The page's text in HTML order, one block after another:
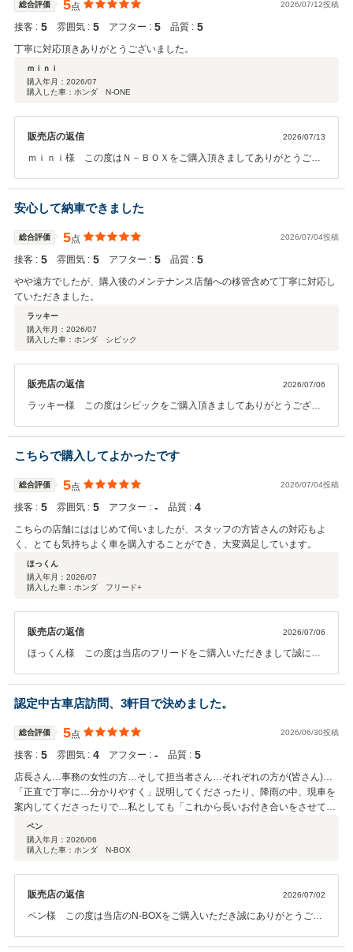
総合評価 5点 2026/07/12投稿
接客 : 5 雰囲気 : 5 アフター : 5 品質 : 5
丁寧に対応頂きありがとうございました。
ｍｉｎｉ
購入年月： 2026/07
購入した車：ホンダ N-ONE
販売店の返信 2026/07/13
ｍｉｎｉ様 この度はＮ－ＢＯＸをご購入頂きましてありがとうござ
がとうございます。ｍｉｎｉ様に喜んで頂けて社員一同大変うれしく
思っております。。今後のメンテナンス等も当店のご利用を是非とも
よろしくお願いいたします。沢山の皆様にもっとご満足いただけます
様、社員一同で励んで参ります。この度は本当にありがとうございま
した。
安心して納車できました
総合評価 5点 2026/07/04投稿
接客 : 5 雰囲気 : 5 アフター : 5 品質 : 5
やや遠方でしたが、購入後のメンテナンス店舗への移管含めて丁寧に対応し
ていただきました。
ラッキー
購入年月： 2026/07
購入した車：ホンダ シビック
販売店の返信 2026/07/06
ラッキー様 この度はシビックをご購入頂きましてありがとうござい
とうございます。今後のメンテナンスはラッキー様がお住まいの近く
で受けて頂けます。どうぞご安心ください。今後とも末永いお付き合
いよろしくお願いいたします。この度は本当にありがとうございまし
た。
こちらで購入してよかったです
総合評価 5点 2026/07/04投稿
接客 : 5 雰囲気 : 5 アフター : ‐ 品質 : 4
こちらの店舗にははじめて伺いましたが、スタッフの方皆さんの対応もよ
く、とても気持ちよく車を購入することができ、大変満足しています。
ほっくん
購入年月： 2026/07
購入した車：ホンダ フリード+
販売店の返信 2026/07/06
ほっくん様 この度は当店のフリードをご購入いただきまして誠にあ
でございます。これからもどうぞよろしくお願いいたします。担当Ku
認定中古車店訪問、3軒目で決めました。
総合評価 5点 2026/06/30投稿
接客 : 5 雰囲気 : 4 アフター : ‐ 品質 : 5
店長さん…事務の女性の方…そして担当者さん…それぞれの方が(皆さん)…
「正直で丁寧に…分かりやすく」説明してくださったり、降雨の中、現車を
案内してくださったりで…私としても「これから長いお付き合いをさせて頂
く」事になるのに「安心と信頼」を感じてこのお店に決めました…ホンダの
認定車+泉大津店のスタッフさん！お付き合い出来て良かったです♪
ペン
購入年月： 2026/06
購入した車：ホンダ N-BOX
販売店の返信 2026/07/02
ペン様 この度は当店のN-BOXをご購入いただき誠にありがとうござ
やすく安心して検討していただけるように心がけております。そこを